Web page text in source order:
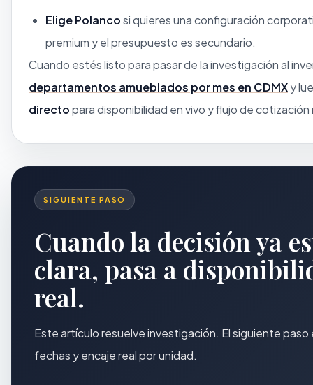
Elige Polancosi quieres una configuración
premium y el presupuesto es secundario.
Cuando estés listo para pasar de la investigación al
departamentos amueblados por mes en CDMXy
directopara disponibilidad en vivo y flujo de cotización
SIGUIENTE PASO
Cuando la decisión ya
clara, pasa a
real.
Este artículo resuelve investigación. El siguiente paso
fechas y encaje real por unidad.